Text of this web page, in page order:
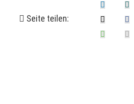
Seite teilen: